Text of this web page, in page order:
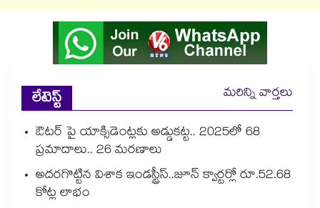
లేటెస్ట్
మరిన్ని వార్తలు
ఔటర్ పై యాక్సిడెంట్లకు అడ్డుకట్ట.. 2025లో 68
ప్రమాదాలు.. 26 మరణాలు
అదరగొట్టిన విశాక ఇండస్ట్రీస్..జూన్ క్వార్టర్లో రూ.52.68
కోట్ల లాభం